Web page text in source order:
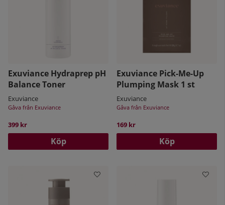
Exuviance Hydraprep pH
Balance Toner
Exuviance
Gåva från Exuviance
399 kr
Köp
Exuviance Pick-Me-Up
Plumping Mask 1 st
Exuviance
Gåva från Exuviance
169 kr
Köp